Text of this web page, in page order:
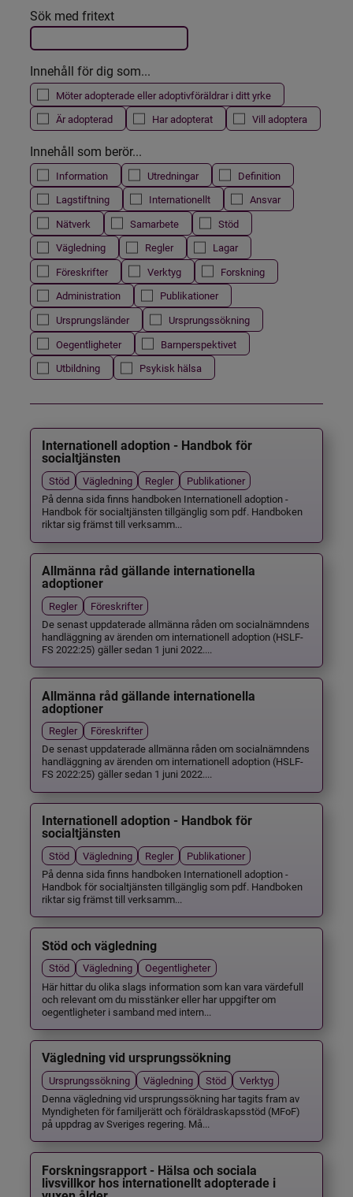
Filtrera resultatet
Det här formuläret postas automatiskt
Sök med fritext
Innehåll för dig som...
Möter adopterade eller adoptivföräldrar i ditt yrke
Är adopterad
Har adopterat Vill adoptera
Innehåll som berör...
Information Utredningar
Definition
Lagstiftning
Internationellt
Ansvar
Nätverk
Samarbete
Stöd
Vägledning
Regler
Lagar
Föreskrifter
Verktyg
Forskning
Administration
Publikationer
Ursprungsländer
Ursprungssökning
Oegentligheter
Barnperspektivet
Utbildning
Psykisk hälsa
Internationell adoption - Handbok för
socialtjänsten
Stöd Vägledning Regler
Publikationer
På denna sida finns handboken Internationell adoption -
Handbok för socialtjänsten tillgänglig som pdf. Handboken
riktar sig främst till verksamm...
Allmänna råd gällande internationella
adoptioner
Regler
Föreskrifter
De senast uppdaterade allmänna råden om socialnämndens
handläggning av ärenden om internationell adoption (HSLF-
FS 2022:25) gäller sedan 1 juni 2022....
Allmänna råd gällande internationella
adoptioner
Regler
Föreskrifter
De senast uppdaterade allmänna råden om socialnämndens
handläggning av ärenden om internationell adoption (HSLF-
FS 2022:25) gäller sedan 1 juni 2022....
Internationell adoption - Handbok för
socialtjänsten
Stöd Vägledning Regler
Publikationer
På denna sida finns handboken Internationell adoption -
Handbok för socialtjänsten tillgänglig som pdf. Handboken
riktar sig främst till verksamm...
Stöd och vägledning
Stöd Vägledning
Oegentligheter
Här hittar du olika slags information som kan vara värdefull
och relevant om du misstänker eller har uppgifter om
oegentligheter i samband med intern...
Vägledning vid ursprungssökning
Ursprungssökning Vägledning Stöd
Verktyg
Denna vägledning vid ursprungssökning har tagits fram av
Myndigheten för familjerätt och föräldraskapsstöd (MFoF)
på uppdrag av Sveriges regering. Må...
Forskningsrapport - Hälsa och sociala
livsvillkor hos internationellt adopterade i